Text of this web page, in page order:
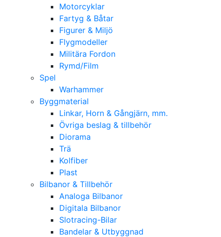
Motorcyklar
Fartyg & Båtar
Figurer & Miljö
Flygmodeller
Militära Fordon
Rymd/Film
Spel
Warhammer
Byggmaterial
Linkar, Horn & Gångjärn, mm.
Övriga beslag & tillbehör
Diorama
Trä
Kolfiber
Plast
Bilbanor & Tillbehör
Analoga Bilbanor
Digitala Bilbanor
Slotracing-Bilar
Bandelar & Utbyggnad